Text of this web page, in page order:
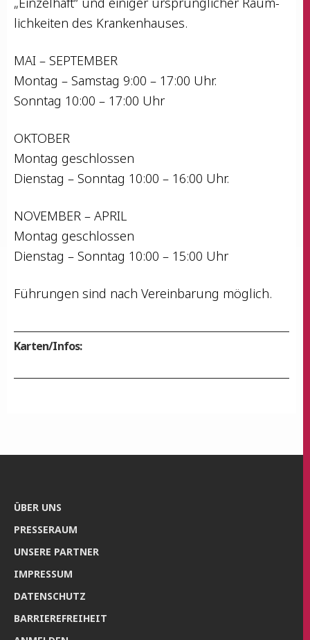
lich­kei­ten des Krankenhauses.
MAI – SEPTEMBER
Mon­tag – Sams­tag 9:00 – 17:00 Uhr.
Sonn­tag 10:00 – 17:00 Uhr
OKTOBER
Mon­tag geschlossen
Diens­tag – Sonn­tag 10:00 – 16:00 Uhr.
NOVEMBER – APRIL
Mon­tag geschlossen
Diens­tag – Sonn­tag 10:00 – 15:00 Uhr
Füh­run­gen sind nach Ver­ein­ba­rung möglich.
Karten/Infos:
ÜBER UNS
PRES­SE­RAUM
UNSE­RE PARTNER
IMPRES­SUM
DATEN­SCHUTZ
BAR­RIE­RE­FREI­HEIT